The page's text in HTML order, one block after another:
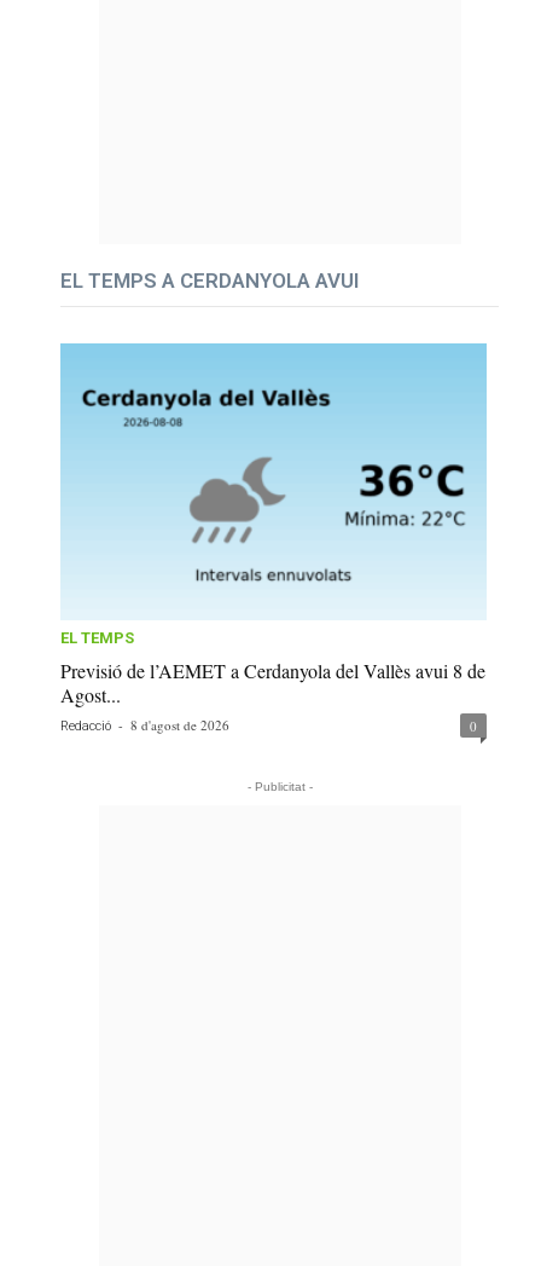
EL TEMPS A CERDANYOLA AVUI
EL TEMPS
Previsió de l’AEMET a Cerdanyola del Vallès avui 8 de
Agost...
Redacció - 8 d'agost de 2026 0
- Publicitat -